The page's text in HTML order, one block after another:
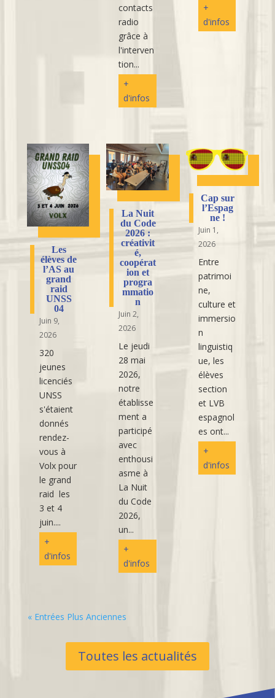
contacts
radio
grâce à
l'interven
tion...
+
d'infos
+
d'infos
Les
élèves de
l’AS au
grand
raid
UNSS
04
Juin 9,
2026
320
jeunes
licenciés
UNSS
s'étaient
donnés
rendez-
vous à
Volx pour
le grand
raid les
3 et 4
juin....
+
d'infos
La Nuit
du Code
2026 :
créativit
é,
coopérat
ion et
progra
mmatio
n
Juin 2,
2026
Le jeudi
28 mai
2026,
notre
établisse
ment a
participé
avec
enthousi
asme à
La Nuit
du Code
2026,
un...
+
d'infos
Cap sur
l’Espag
ne !
Juin 1,
2026
Entre
patrimoi
ne,
culture et
immersio
n
linguistiq
ue, les
élèves
section
et LVB
espagnol
es ont...
+
d'infos
« Entrées Plus Anciennes
Toutes les actualités